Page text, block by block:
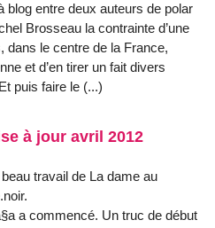
blog entre deux auteurs de polar
Brosseau la contrainte d’une
dans le centre de la France,
et d’en tirer un fait divers
puis faire le (...)
à jour avril 2012
travail de La dame au
a commencé. Un truc de début